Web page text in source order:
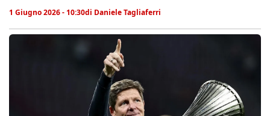
1 Giugno 2026 - 10:30di Daniele Tagliaferri